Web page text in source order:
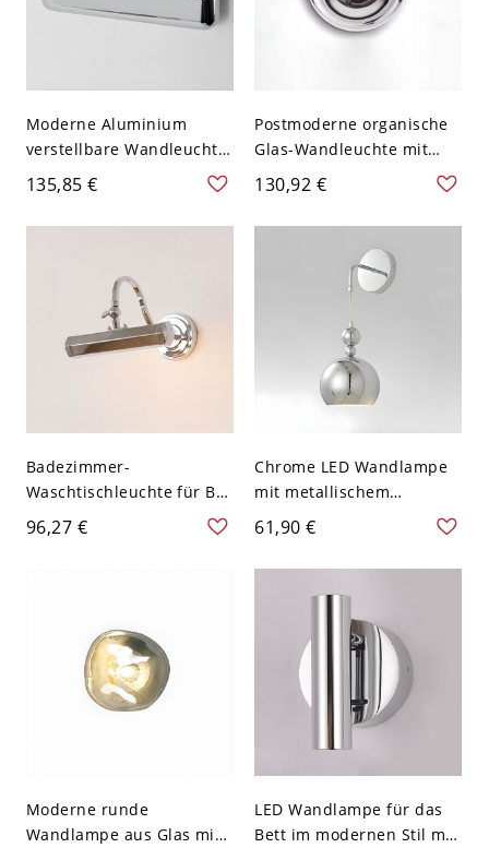
Moderne Aluminium
verstellbare Wandleuchte
1 Licht Lesewandleuchte
für Schlafzimmer - 110V-
120V Chrom links
135,85 €
Postmoderne organische
Glas-Wandleuchte mit
geschmolzenem
Spiegeleffekt - 110V-120V
17,78 cm Rund Chrom
130,92 €
Badezimmer-
Waschtischleuchte für Bi-
Pin mit Chrom-
Eisenschirm, Chrom, 110V-
96,27 €
Chrome LED Wandlampe
mit metallischem
Eisenschirm und fest
verdrahteter Stromquelle
- 110V-120V
61,90 €
Moderne runde
Wandlampe aus Glas mit
LED Wandlampe für das
Bett im modernen Stil mit